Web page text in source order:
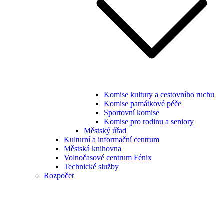
Komise kultury a cestovního ruchu
Komise památkové péče
Sportovní komise
Komise pro rodinu a seniory
Městský úřad
Kulturní a informační centrum
Městská knihovna
Volnočasové centrum Fénix
Technické služby
Rozpočet